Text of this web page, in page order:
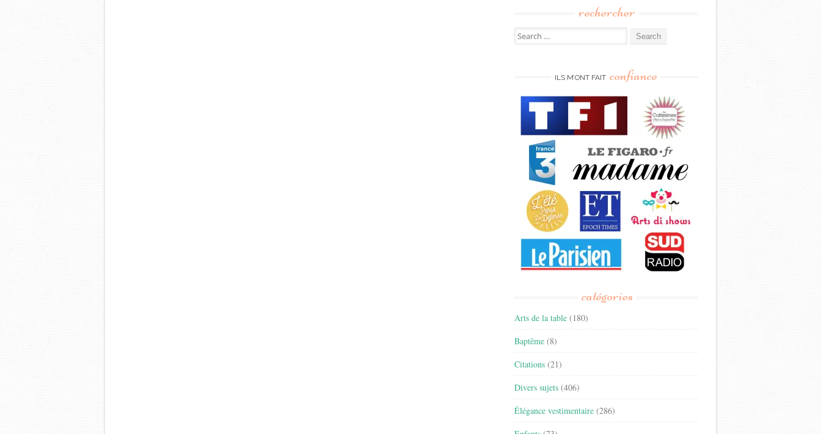
rechercher
Search
for:
ILS M’ONT FAIT confiance
catégories
Arts de la table (180)
Baptême (8)
Citations (21)
Divers sujets (406)
Élégance vestimentaire (286)